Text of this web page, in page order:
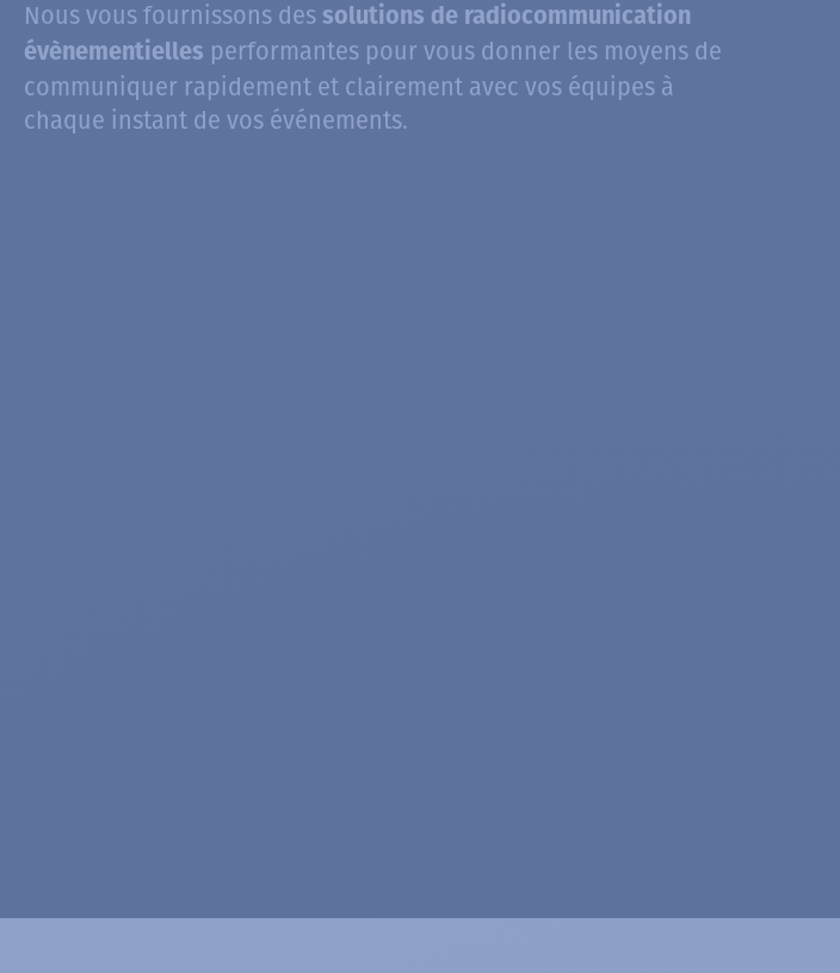
Nous vous fournissons des solutions de radiocommunication
évènementielles performantes pour vous donner les moyens de
communiquer rapidement et clairement avec vos équipes à
chaque instant de vos événements.